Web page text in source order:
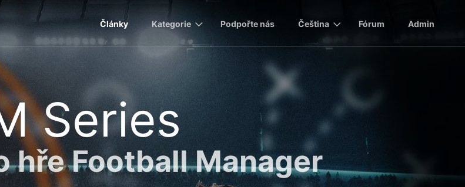
Články Kategorie Podpořte nás Čeština Fórum Admin
Series
hře Football Manager